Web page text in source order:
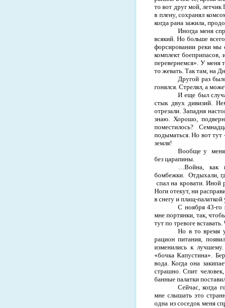
то вот друг мой, летчик
в плену, сохранял
когда рана зажила,
Иногда меня
всякий. Но больше
форсировании реки мы
комплект
перевернемся». У меня
то жевать. Так там, на
Другой раз
гонялся. Стрелял, а
И еще был
стык двух дивизий.
отрезали. Западня
знаю. Хорошо,
поместилось?
подыматься. Но вот тут
земля!
Вообще у
без царапины.
…Война, как
бомбежки.
Отдыхали,
спал на кровати. Иной
Ноги отекут, ни
в снегу и плащ-палаткой
С ноября 43-го
мне портянки, так,
тут по тревоге
Но в то время
рацион питания,
изменились к
«бочка Капустина».
вода. Когда она
страшно. Спит
банные палатки
Сейчас, когда
мне слышать это
одна из соседок меня